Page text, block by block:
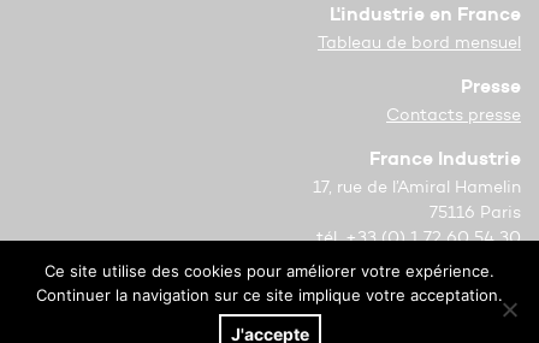
L'industrie en France
Tableau de bord mensuel
Presse
Contacts presse
France Industrie
17, rue de l’Amiral Hamelin
75116 Paris
tél. +33 (0) 1 72 60 54 30
Copyright © 2021 France Industrie
Mentions légales
Ce site utilise des cookies pour améliorer votre expérience.
Continuer la navigation sur ce site implique votre acceptation.
J'accepte